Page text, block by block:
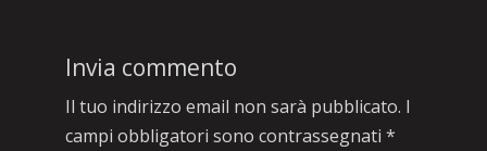
Invia commento
Il tuo indirizzo email non sarà pubblicato. I
campi obbligatori sono contrassegnati *